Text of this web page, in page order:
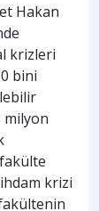
Hakan
krizleri
bini
milyon
fakülte
krizi